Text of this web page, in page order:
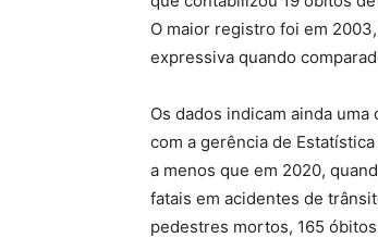
O maior registro foi em
expressiva quando
Os dados indicam ainda
com a gerência de
a menos que em 2020,
fatais em acidentes de
pedestres mortos, 165